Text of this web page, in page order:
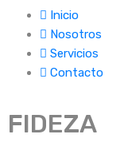
Inicio
Nosotros
Servicios
Contacto
FIDEZA